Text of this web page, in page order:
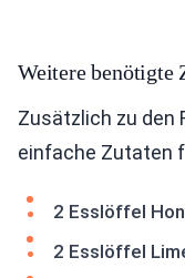
Weitere benötigte
Zusätzlich zu den
einfache Zutaten
2 Esslöffel
2 Esslöffel